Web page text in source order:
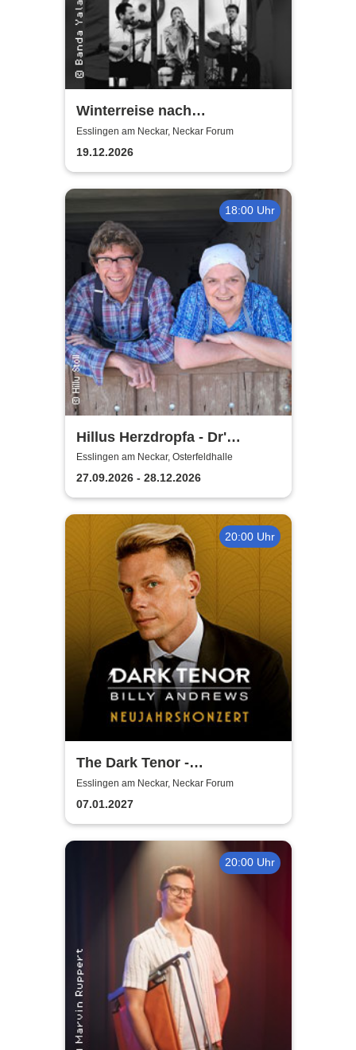
Winterreise nach
Griechenland mit Banda Yala
Esslingen am Neckar, Neckar Forum
19.12.2026
18:00 Uhr
Hillus Herzdropfa - Dr'
normale Wahnsinn!
Esslingen am Neckar, Osterfeldhalle
27.09.2026 - 28.12.2026
20:00 Uhr
The Dark Tenor -
Neujahrskonzerte
Esslingen am Neckar, Neckar Forum
07.01.2027
20:00 Uhr